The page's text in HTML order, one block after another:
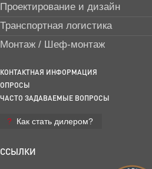
Проектирование и дизайн
Транспортная логистика
Монтаж / Шеф-монтаж
КОНТАКТНАЯ ИНФОРМАЦИЯ
ОПРОСЫ
ЧАСТО ЗАДАВАЕМЫЕ ВОПРОСЫ
Как стать дилером?
ССЫЛКИ